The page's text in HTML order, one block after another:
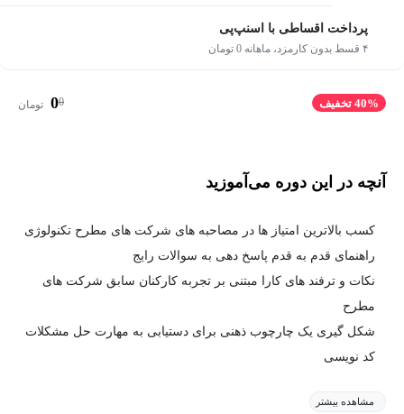
پرداخت اقساطی با اسنپ‌پی
۴ قسط بدون کارمزد، ماهانه 0 تومان
40% تخفیف 0
0 تومان
آنچه در این دوره می‌آموزید
کسب بالاترین امتیاز ها در مصاحبه های شرکت های مطرح تکنولوژی
راهنمای قدم به قدم پاسخ دهی به سوالات رایج
نکات و ترفند های کارا مبتنی بر تجربه کارکنان سابق شرکت های
مطرح
شکل گیری یک چارچوب ذهنی برای دستیابی به مهارت حل مشکلات
کد نویسی
مشاهده بیشتر